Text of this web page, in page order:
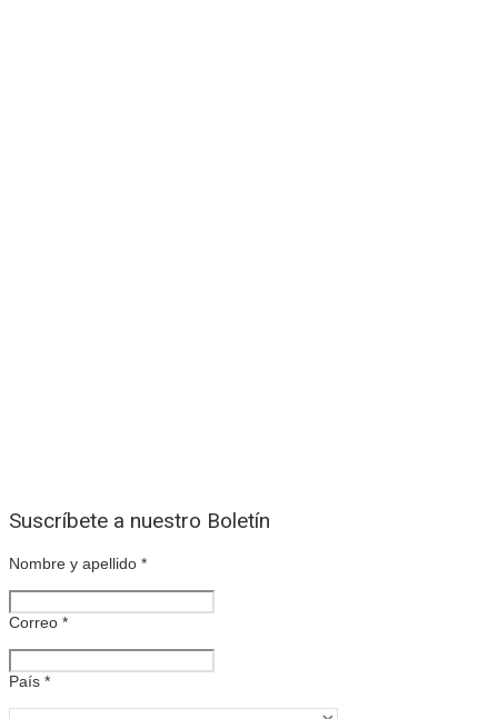
Suscríbete a nuestro Boletín
Nombre y apellido *
Correo *
País *